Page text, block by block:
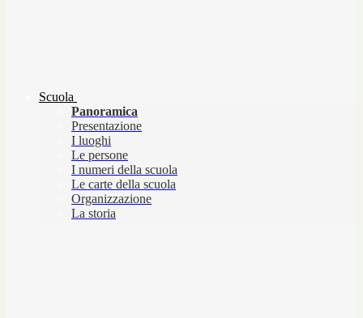
Scuola
Panoramica
Presentazione
I luoghi
Le persone
I numeri della scuola
Le carte della scuola
Organizzazione
La storia